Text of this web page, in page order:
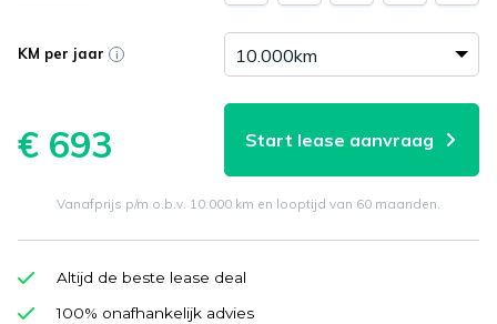
KM per jaar
€ 693 Start lease aanvraag
Vanafprijs p/m o.b.v. 10.000 km en looptijd van 60 maanden.
Altijd de beste lease deal
100% onafhankelijk advies